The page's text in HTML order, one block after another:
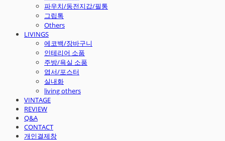
파우치/동전지갑/필통
그립톡
Others
LIVINGS
에코백/장바구니
인테리어 소품
주방/욕실 소품
엽서/포스터
실내화
living others
VINTAGE
REVIEW
Q&A
CONTACT
개인결제창